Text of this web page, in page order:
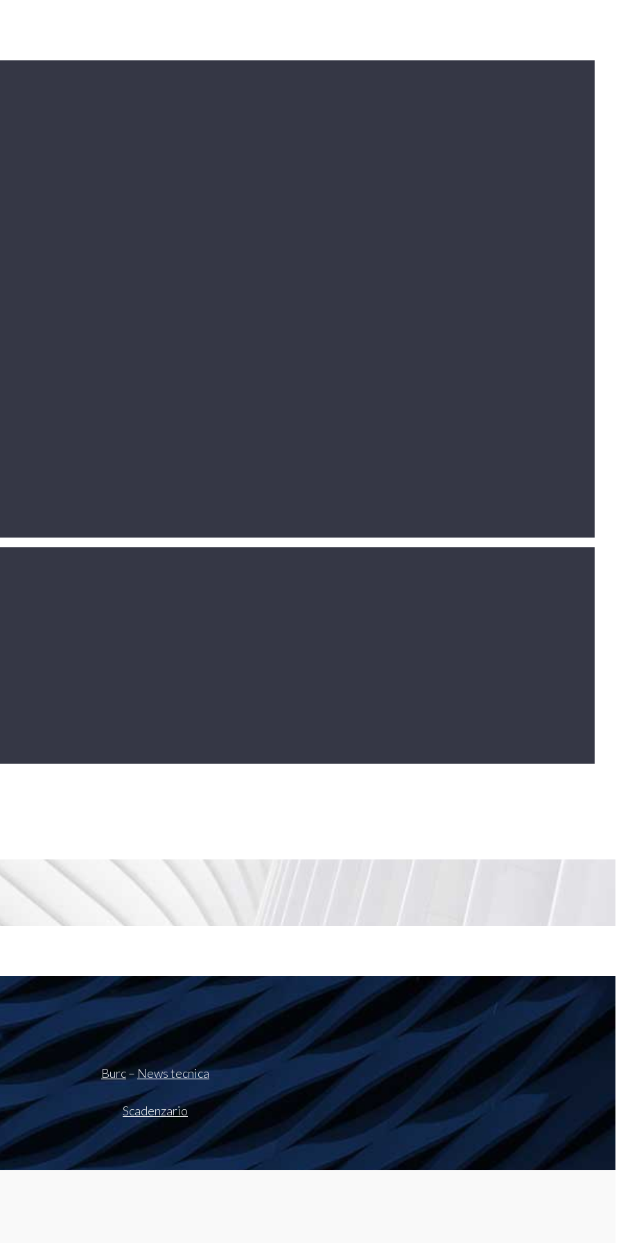
Burc– News tecnica
Scadenzario